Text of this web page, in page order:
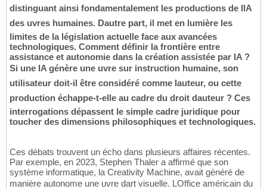
distinguant ainsi fondamentalement les productions de lIA
des uvres humaines. Dautre part, il met en lumière les
limites de la législation actuelle face aux avancées
technologiques. Comment définir la frontière entre
assistance et autonomie dans la création assistée par IA ?
Si une IA génère une uvre sur instruction humaine, son
utilisateur doit-il être considéré comme lauteur, ou cette
production échappe-t-elle au cadre du droit dauteur ? Ces
interrogations dépassent le simple cadre juridique pour
toucher des dimensions philosophiques et technologiques.
Ces débats trouvent un écho dans plusieurs affaires récentes.
Par exemple, en 2023, Stephen Thaler a affirmé que son
système informatique, la Creativity Machine, avait généré de
manière autonome une uvre dart visuelle. LOffice américain du